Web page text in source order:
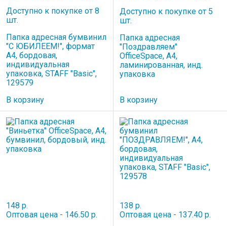
Доступно к покупке от 8
шт.
Папка адресная бумвинил
"С ЮБИЛЕЕМ!", формат
А4, бордовая,
индивидуальная
упаковка, STAFF "Basic",
129579
В корзину
Доступно к покупке от 5
шт.
Папка адресная
"Поздравляем"
OfficeSpace, А4,
ламинированная, инд.
упаковка
В корзину
148 р.
Оптовая цена - 146.50 р.
138 р.
Оптовая цена - 137.40 р.